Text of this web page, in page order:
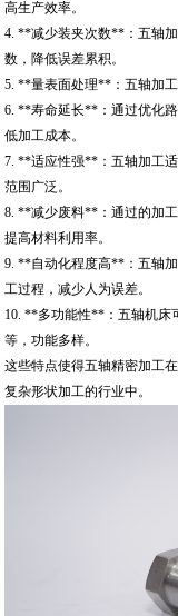
高生产效率。
4. **减少装夹次数**：五轴
数，降低误差累积。
5. **量表面处理**：五轴加
6. **寿命延长**：通过优化
低加工成本。
7. **适应性强**：五轴加工
范围广泛。
8. **减少废料**：通过的加
提高材料利用率。
9. **自动化程度高**：五轴
工过程，减少人为误差。
10. **多功能性**：五轴机床
等，功能多样。
这些特点使得五轴精密加工
复杂形状加工的行业中。